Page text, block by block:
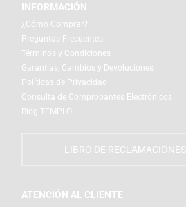
INFORMACIÓN
¿Cómo Comprar?
Preguntas Frecuentes
Términos y Condiciones
Garantías, Cambios y Devoluciones
Políticas de Privacidad
Consulta de Comprobantes Electrónicos
Blog TEMPLO
LIBRO DE RECLAMACIONES
ATENCIÓN AL CLIENTE